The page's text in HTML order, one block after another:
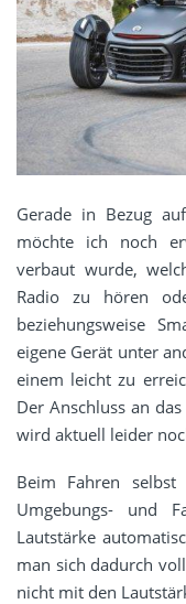
Gerade in Bezug
möchte ich noch
verbaut wurde,
Radio zu hören
beziehungsweise
eigene Gerät unter
einem leicht zu
Der Anschluss an
wird aktuell leider
Beim Fahren
Umgebungs- und
Lautstärke
man sich dadurch
nicht mit den